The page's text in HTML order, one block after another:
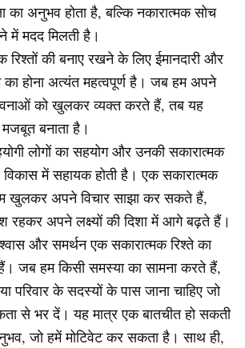
का अनुभव होता है, बल्कि नकारात्मक सोच
में मदद मिलती है।
रिश्तों की बनाए रखने के लिए ईमानदारी और
होना अत्यंत महत्वपूर्ण है। जब हम अपने
को खुलकर व्यक्त करते हैं, तब यह
बनाता है।
लोगों का सहयोग और उनकी सकारात्मक
विकास में सहायक होती है। एक सकारात्मक
खुलकर अपने विचार साझा कर सकते हैं,
अपने लक्ष्यों की दिशा में आगे बढ़ते हैं।
और समर्थन एक सकारात्मक रिश्ते का
जब हम किसी समस्या का सामना करते हैं,
परिवार के सदस्यों के पास जाना चाहिए जो
से भर दें। यह मात्र एक बातचीत हो सकती
जो हमें मोटिवेट कर सकता है। साथ ही,